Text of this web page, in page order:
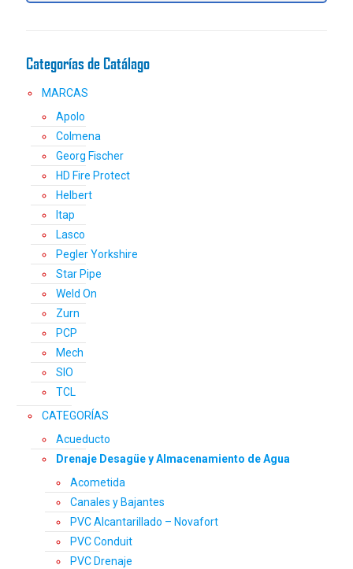
de
Categorías de Catálago
MARCAS
Apolo
Colmena
Georg Fischer
HD Fire Protect
Helbert
Itap
Lasco
Pegler Yorkshire
Star Pipe
Weld On
Zurn
PCP
Mech
SIO
TCL
CATEGORÍAS
Acueducto
Drenaje Desagüe y Almacenamiento de Agua
Acometida
Canales y Bajantes
PVC Alcantarillado – Novafort
PVC Conduit
PVC Drenaje